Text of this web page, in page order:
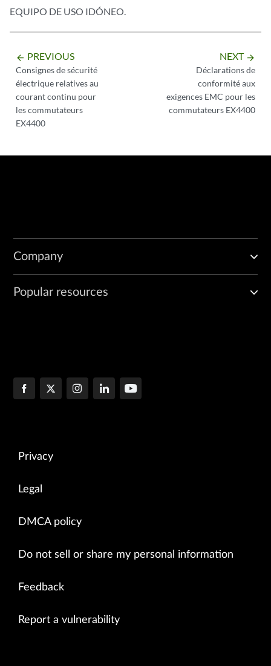
EQUIPO DE USO IDÓNEO.
arrow_backward PREVIOUS
Consignes de sécurité
électrique relatives au
courant continu pour
les commutateurs
EX4400
NEXT arrow_forward
Déclarations de
conformité aux
exigences EMC pour les
commutateurs EX4400
Company
Popular resources
Privacy
Legal
DMCA policy
Do not sell or share my personal information
Feedback
Report a vulnerability